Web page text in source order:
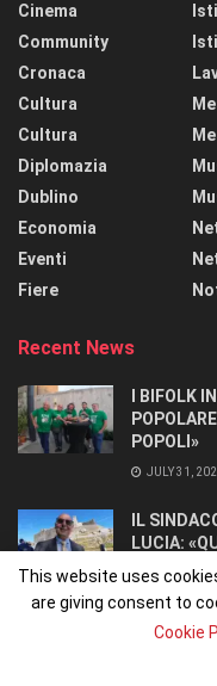
Cinema
Community
Cronaca
Cultura
Cultura
Diplomazia
Dublino
Economia
Eventi
Fiere
Recent News
I BIFOLK
POPOLI»
JULY 31,
IL
LUCIA:
TORNARE
JULY 27, 2026
This website uses
are giving consent to
Cookie